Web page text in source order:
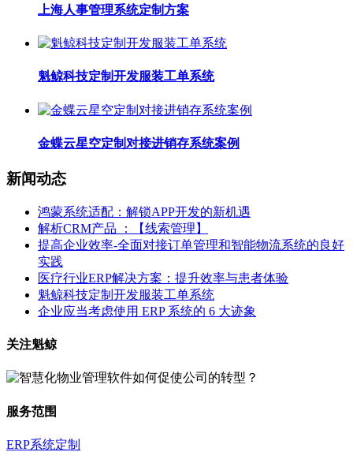
上海人事管理系统定制方案
魁鲸科技定制开发服装工单系统
金蝶云星空定制对接进销存系统案例
新闻动态
鸿蒙系统适配：解锁APP开发的新机遇
解析CRM产品 ：【线索管理】
提高企业效率-全面对接订单管理和智能物流系统的良好
实践
医疗行业ERP解决方案：提升效率与患者体验
魁鲸科技定制开发服装工单系统
企业应当考虑使用 ERP 系统的 6 大迹象
关注魁鲸
服务范围
ERP系统定制